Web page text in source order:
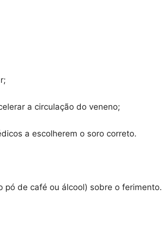
a circulação do veneno;
a escolherem o soro correto.
pó de café ou álcool) sobre o ferimento.